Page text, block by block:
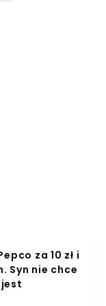
za 10 zł i
Syn nie chce